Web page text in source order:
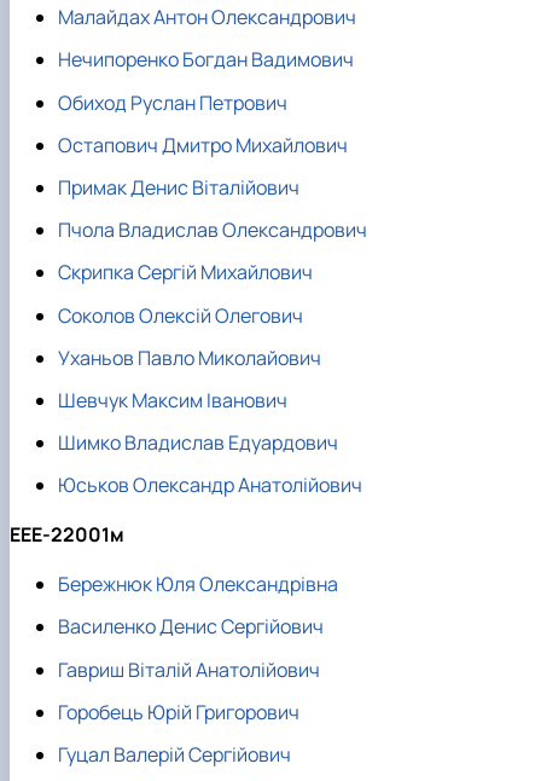
Малайдах Антон Олександрович
Нечипоренко Богдан Вадимович
Обиход Руслан Петрович
Остапович Дмитро Михайлович
Примак Денис Віталійович
Пчола Владислав Олександрович
Скрипка Сергій Михайлович
Соколов Олексій Олегович
Уханьов Павло Миколайович
Шевчук Максим Іванович
Шимко Владислав Едуардович
Юськов Олександр Анатолійович
ЕЕЕ-22001м
Бережнюк Юля Олександрівна
Василенко Денис Сергійович
Гавриш Віталій Анатолійович
Горобець Юрій Григорович
Гуцал Валерій Сергійович